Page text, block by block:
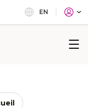
EN